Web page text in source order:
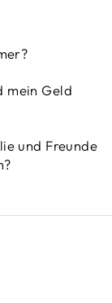
mein Geld
und Freunde